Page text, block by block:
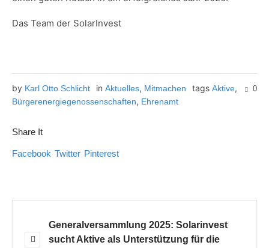
Das Team der SolarInvest
0
by Karl Otto Schlicht in Aktuelles, Mitmachen tags Aktive,
Bürgerenergiegenossenschaften, Ehrenamt
Share It
Facebook Twitter Pinterest
Generalversammlung 2025: Solarinvest
sucht Aktive als Unterstützung für die